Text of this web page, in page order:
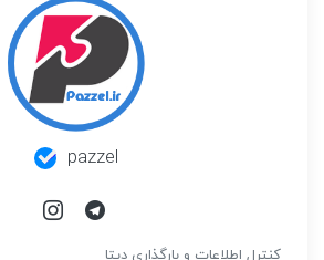
pazzel
كنترل اطلاعات و بارگذاري ديتا